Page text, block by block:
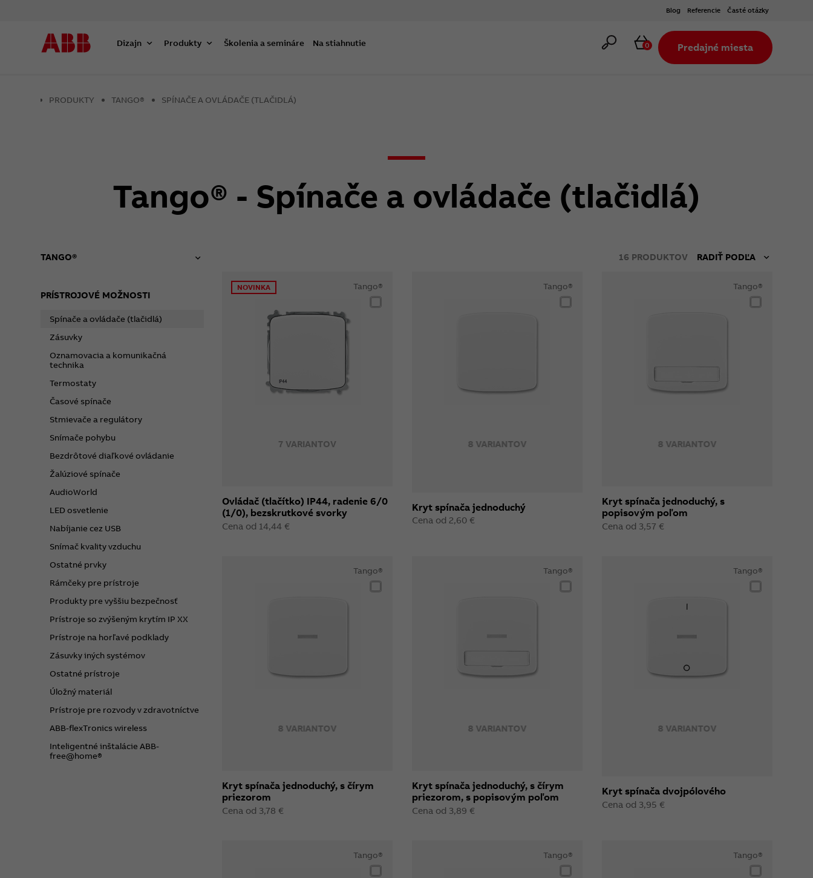
Blog Referencie Časté otázky
Dizajn Produkty Školenia a semináre Na stiahnutie Hľadať Košík
0 Predajné miesta
PRODUKTY TANGO® SPÍNAČE A OVLÁDAČE (TLAČIDLÁ)
Tango® - Spínače a ovládače (tlačidlá)
TANGO®
PRÍSTROJOVÉ MOŽNOSTI
Spínače a ovládače (tlačidlá)
Zásuvky
Oznamovacia a komunikačná
technika
Termostaty
Časové spínače
Stmievače a regulátory
Snímače pohybu
Bezdrôtové diaľkové ovládanie
Žalúziové spínače
AudioWorld
LED osvetlenie
Nabíjanie cez USB
Snímač kvality vzduchu
Ostatné prvky
Rámčeky pre prístroje
Produkty pre vyššiu bezpečnosť
Prístroje so zvýšeným krytím IP XX
Prístroje na horľavé podklady
Zásuvky iných systémov
Ostatné prístroje
Úložný materiál
Prístroje pre rozvody v zdravotníctve
ABB-flexTronics wireless
Inteligentné inštalácie ABB-
free@home®
16 PRODUKTOV RADIŤ PODĽA
7 VARIANTOV
NOVINKA Tango®
Ovládač (tlačítko) IP44, radenie 6/0
(1/0), bezskrutkové svorky
Cena od 14,44 €
8 VARIANTOV
Tango®
Kryt spínača jednoduchý
Cena od 2,60 €
8 VARIANTOV
Tango®
Kryt spínača jednoduchý, s
popisovým poľom
Cena od 3,57 €
8 VARIANTOV
Tango®
Kryt spínača jednoduchý, s čírym
priezorom
Cena od 3,78 €
8 VARIANTOV
Tango®
Kryt spínača jednoduchý, s čírym
priezorom, s popisovým poľom
Cena od 3,89 €
8 VARIANTOV
Tango®
Kryt spínača dvojpólového
Cena od 3,95 €
Tango® Tango® Tango®